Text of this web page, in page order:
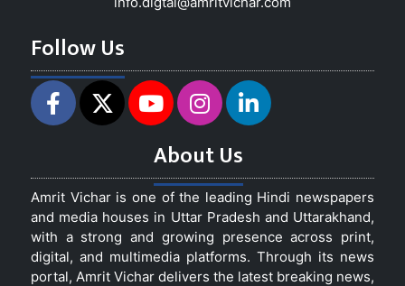
Follow Us
About Us
Amrit Vichar is one of the leading Hindi newspapers
and media houses in Uttar Pradesh and Uttarakhand,
with a strong and growing presence across print,
digital, and multimedia platforms. Through its news
portal, Amrit Vichar delivers the latest breaking news,